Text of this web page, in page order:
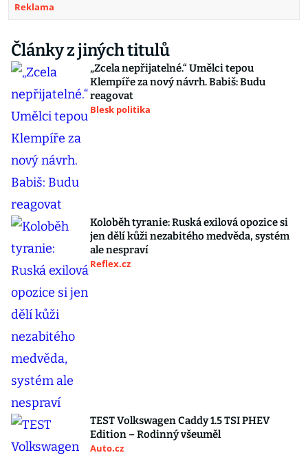
Reklama
Články z jiných titulů
„Zcela nepřijatelné.“ Umělci tepou
Klempíře za nový návrh. Babiš: Budu
reagovat
Blesk politika
Koloběh tyranie: Ruská exilová opozice si
jen dělí kůži nezabitého medvěda, systém
ale nespraví
Reflex.cz
TEST Volkswagen Caddy 1.5 TSI PHEV
Edition – Rodinný všeuměl
Auto.cz